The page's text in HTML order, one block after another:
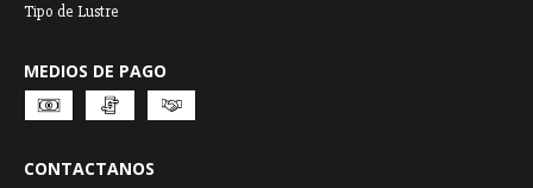
Tipo de Lustre
MEDIOS DE PAGO
CONTACTANOS